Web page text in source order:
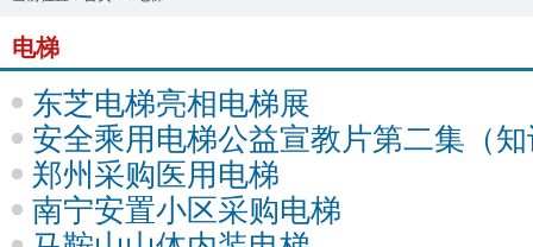
电梯
东芝电梯亮相电梯展
安全乘用电梯公益宣教片第二集（
郑州采购医用电梯
南宁安置小区采购电梯